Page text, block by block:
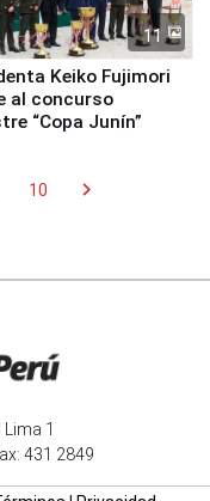
11
Keiko Fujimori
al concurso
“Copa Junín”
10 chevron_right
1
431 2849